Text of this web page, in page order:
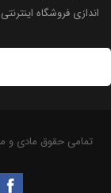
اندازی فروشگاه
تمامی حقوق مادی و